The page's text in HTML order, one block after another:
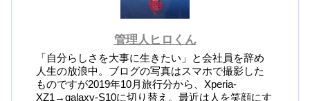
管理人ヒロくん
「自分らしさを大事に生きたい」と会社員を辞め
人生の放浪中。ブログの写真はスマホで撮影した
ものですが2019年10月旅行分から、Xperia-
XZ1→galaxy-S10に切り替え。最近は人を笑顔にす